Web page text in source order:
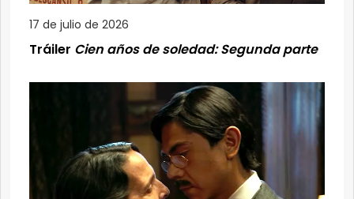
17 de julio de 2026
Tráiler Cien años de soledad: Segunda parte